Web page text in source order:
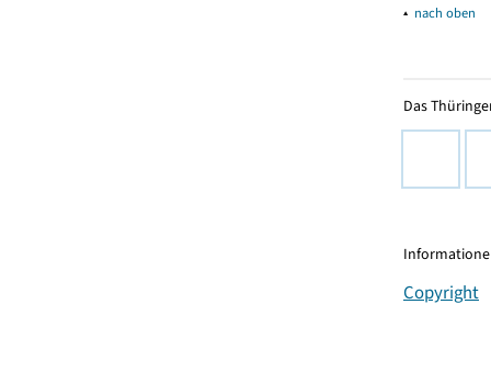
▴ nach oben
Das
Copyright